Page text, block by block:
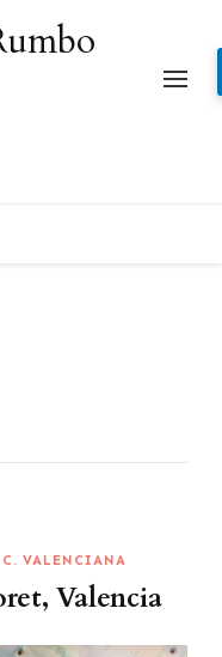
C. VALENCIANA
Valencia